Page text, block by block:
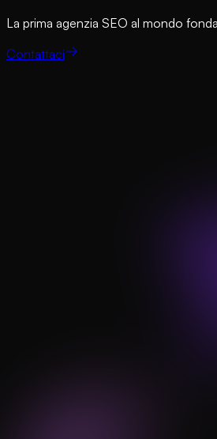
La prima agenzia SEO al mondo
Contattaci